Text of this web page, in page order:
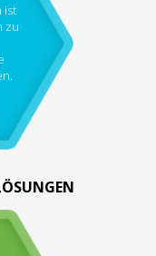
ist
zu